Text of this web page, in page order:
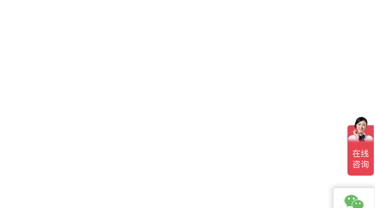
22日至25日，巴西圣保罗安年比会展中心迎来了拉丁美洲规模最大的消